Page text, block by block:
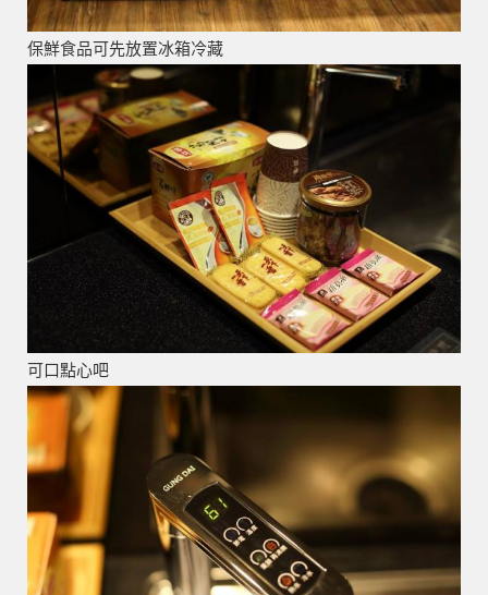
保鮮食品可先放置冰箱冷藏
可口點心吧